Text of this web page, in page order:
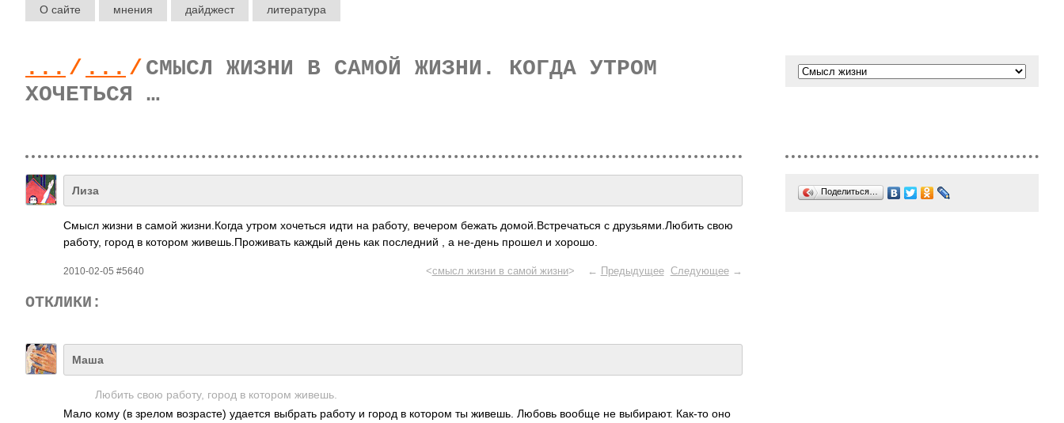
О сайте мнения дайджест литература
... / ... / СМЫСЛ ЖИЗНИ В САМОЙ ЖИЗНИ. КОГДА УТРОМ
ХОЧЕТЬСЯ …
Лиза
Смысл жизни в самой жизн­и.Ко­гда утром хоче­ться идти на работу, вечером бежать домо­й.Вс­треч­аться с друз­ьями­.Люб­ить свою
работу, город в котором живе­шь.П­рожи­вать каждый день как посл­едний , а не-день прошел и хорошо.
2010-02-05 #5640 <смысл жизни в самой жизни> ← Предыдущее Следующее→
ОТКЛИКИ:
Маша
Любить свою работу, город в котором живешь.
Мало кому (в зрелом возр­асте) удается выбрать работу и город в котором ты живешь. Любовь вообще не выби­рают. Как-то оно
Поделиться…